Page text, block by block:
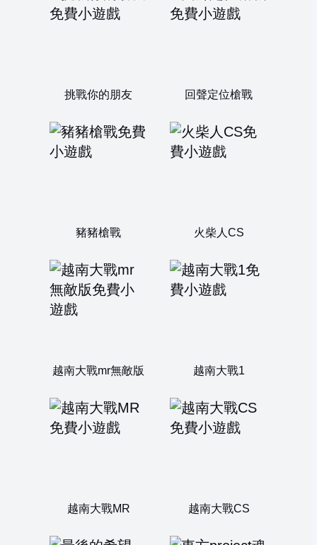
挑戰你的朋友 回聲定位槍戰
豬豬槍戰 火柴人CS
越南大戰mr無敵版 越南大戰1
越南大戰MR 越南大戰CS